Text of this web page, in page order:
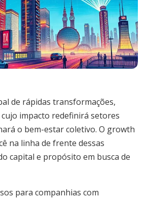
de rápidas transformações,
impacto redefinirá setores
o bem-estar coletivo. O growth
na linha de frente dessas
capital e propósito em busca de
para companhias com